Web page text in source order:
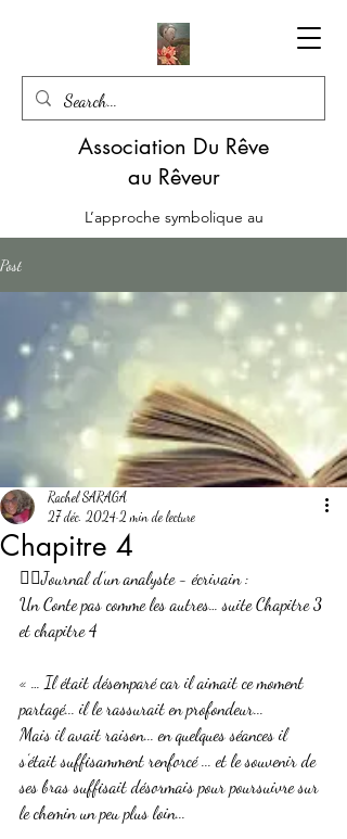
Association Du Rêve
au Rêveur
L’approche symbolique au
06.85.22.51.57
Le Livre en version papier : Les Emotions en Médiation - Alchimie du Lien de Rachel SARAGA
Post
Chapitre 4
Rachel SARAGA
27 déc. 2024 2 min de lecture
✍🏼Journal d’un analyste - écrivain :
Un Conte pas comme les autres… suite Chapitre 3
et chapitre 4
« … Il était désemparé car il aimait ce moment
partagé... il le rassurait en profondeur...
Mais il avait raison... en quelques séances il
s’était suffisamment renforcé ... et le souvenir de
ses bras suffisait désormais pour poursuivre sur
le chemin un peu plus loin...